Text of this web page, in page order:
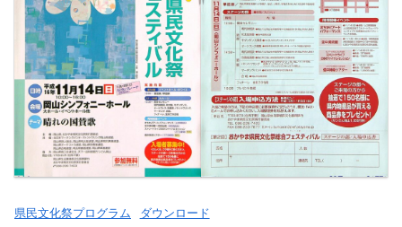
県民文化祭プログラム ダウンロード